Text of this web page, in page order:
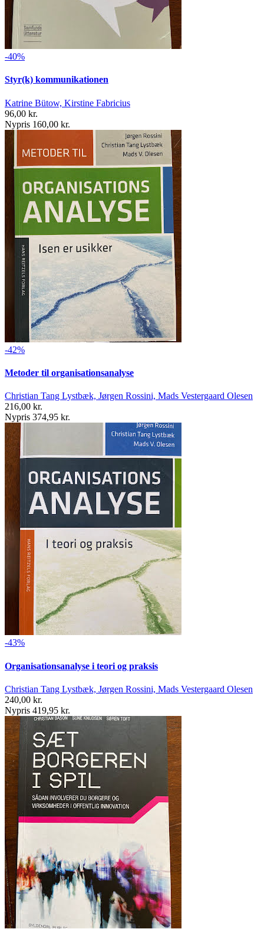
-40%
Styr(k) kommunikationen
Katrine Bütow, Kirstine Fabricius
96,00 kr.
Nypris 160,00 kr.
-42%
Metoder til organisationsanalyse
Christian Tang Lystbæk, Jørgen Rossini, Mads Vestergaard Olesen
216,00 kr.
Nypris 374,95 kr.
-43%
Organisationsanalyse i teori og praksis
Christian Tang Lystbæk, Jørgen Rossini, Mads Vestergaard Olesen
240,00 kr.
Nypris 419,95 kr.